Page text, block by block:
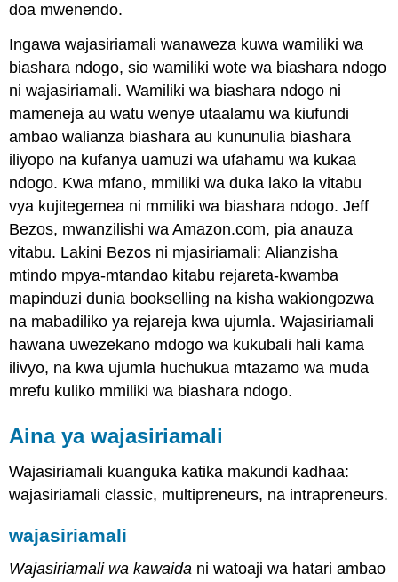
doa mwenendo.
Ingawa wajasiriamali wanaweza kuwa wamiliki wa
biashara ndogo, sio wamiliki wote wa biashara ndogo
ni wajasiriamali. Wamiliki wa biashara ndogo ni
mameneja au watu wenye utaalamu wa kiufundi
ambao walianza biashara au kununulia biashara
iliyopo na kufanya uamuzi wa ufahamu wa kukaa
ndogo. Kwa mfano, mmiliki wa duka lako la vitabu
vya kujitegemea ni mmiliki wa biashara ndogo. Jeff
Bezos, mwanzilishi wa Amazon.com, pia anauza
vitabu. Lakini Bezos ni mjasiriamali: Alianzisha
mtindo mpya-mtandao kitabu rejareta-kwamba
mapinduzi dunia bookselling na kisha wakiongozwa
na mabadiliko ya rejareja kwa ujumla. Wajasiriamali
hawana uwezekano mdogo wa kukubali hali kama
ilivyo, na kwa ujumla huchukua mtazamo wa muda
mrefu kuliko mmiliki wa biashara ndogo.
Aina ya wajasiriamali
Wajasiriamali kuanguka katika makundi kadhaa:
wajasiriamali classic, multipreneurs, na intrapreneurs.
wajasiriamali
Wajasiriamali wa kawaida ni watoaji wa hatari ambao